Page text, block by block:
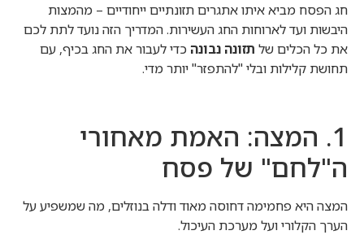
חג הפסח מביא איתו אתגרים תזונתיים ייחודיים – מהמצות
היבשות ועד לארוחות החג העשירות. המדריך הזה נועד לתת לכם
את כל הכלים של תזונה נבונהכדי לעבור את החג בכיף, עם
תחושת קלילות ובלי "להתפזר" יותר מדי.
1. המצה: האמת מאחורי
ה"לחם" של פסח
המצה היא פחמימה דחוסה מאוד ודלה בנוזלים, מה שמשפיע על
הערך הקלורי ועל מערכת העיכול.